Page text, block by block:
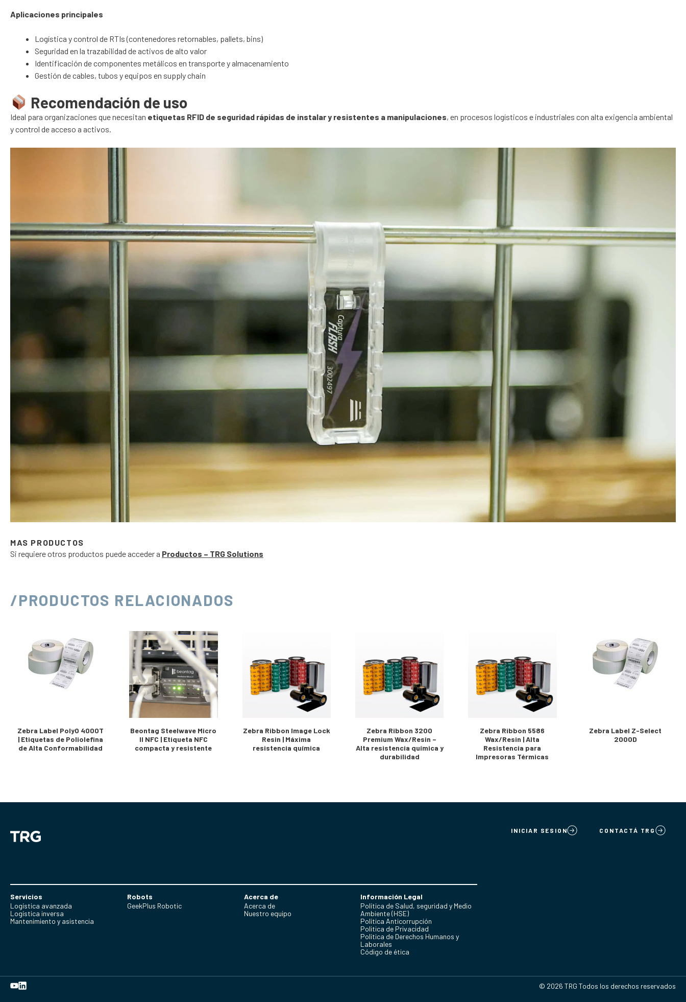
Aplicaciones principales
Logística y control de RTIs (contenedores retornables, pallets, bins)
Seguridad en la trazabilidad de activos de alto valor
Identificación de componentes metálicos en transporte y almacenamiento
Gestión de cables, tubos y equipos en supply chain
Recomendación de uso
Ideal para organizaciones que necesitan etiquetas RFID de seguridad rápidas de instalar y resistentes a manipulaciones, en procesos logísticos e industriales con alta exigencia ambiental
y control de acceso a activos.
MAS PRODUCTOS
Si requiere otros productos puede acceder a Productos – TRG Solutions
/PRODUCTOS RELACIONADOS
Zebra Label PolyO 4000T
| Etiquetas de Poliolefina
de Alta Conformabilidad
Beontag Steelwave Micro
II NFC | Etiqueta NFC
compacta y resistente
Zebra Ribbon Image Lock
Resin | Máxima
resistencia química
Zebra Ribbon 3200
Premium Wax/Resin –
Alta resistencia química y
durabilidad
Zebra Ribbon 5586
Wax/Resin | Alta
Resistencia para
Impresoras Térmicas
Zebra Label Z-Select
2000D
INICIAR SESION CONTACTÁ TRG
Servicios
Logística avanzada
Logística inversa
Mantenimiento y asistencia
Robots
GeekPlus Robotic
Acerca de
Acerca de
Nuestro equipo
Información Legal
Política de Salud, seguridad y Medio
Ambiente (HSE)
Política Anticorrupción
Politica de Privacidad
Política de Derechos Humanos y
Laborales
Código de ética
© 2026 TRG Todos los derechos reservados